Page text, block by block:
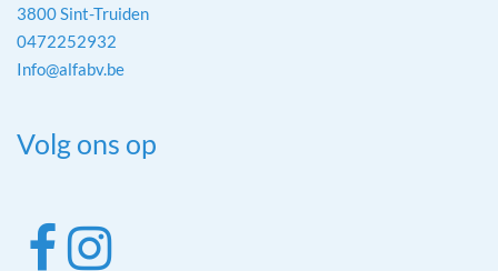
3800 Sint-Truiden
0472252932
Info@alfabv.be
Volg ons op